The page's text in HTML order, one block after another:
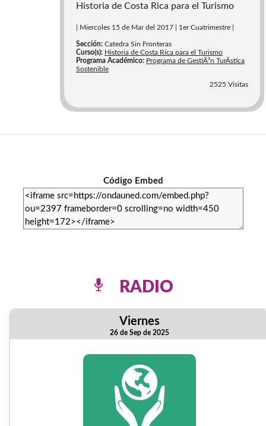
Historia de Costa Rica para el Turismo
| Miercoles 15 de Mar del 2017 | 1er Cuatrimestre |
Sección: Catedra Sin Fronteras
Curso(s): Historia de Costa Rica para el Turismo
Programa Académico: Programa de GestiÃ³n TurÃ­stica
Sostenible
2525 Visitas
Código Embed
RADIO
Viernes
26 de Sep de 2025